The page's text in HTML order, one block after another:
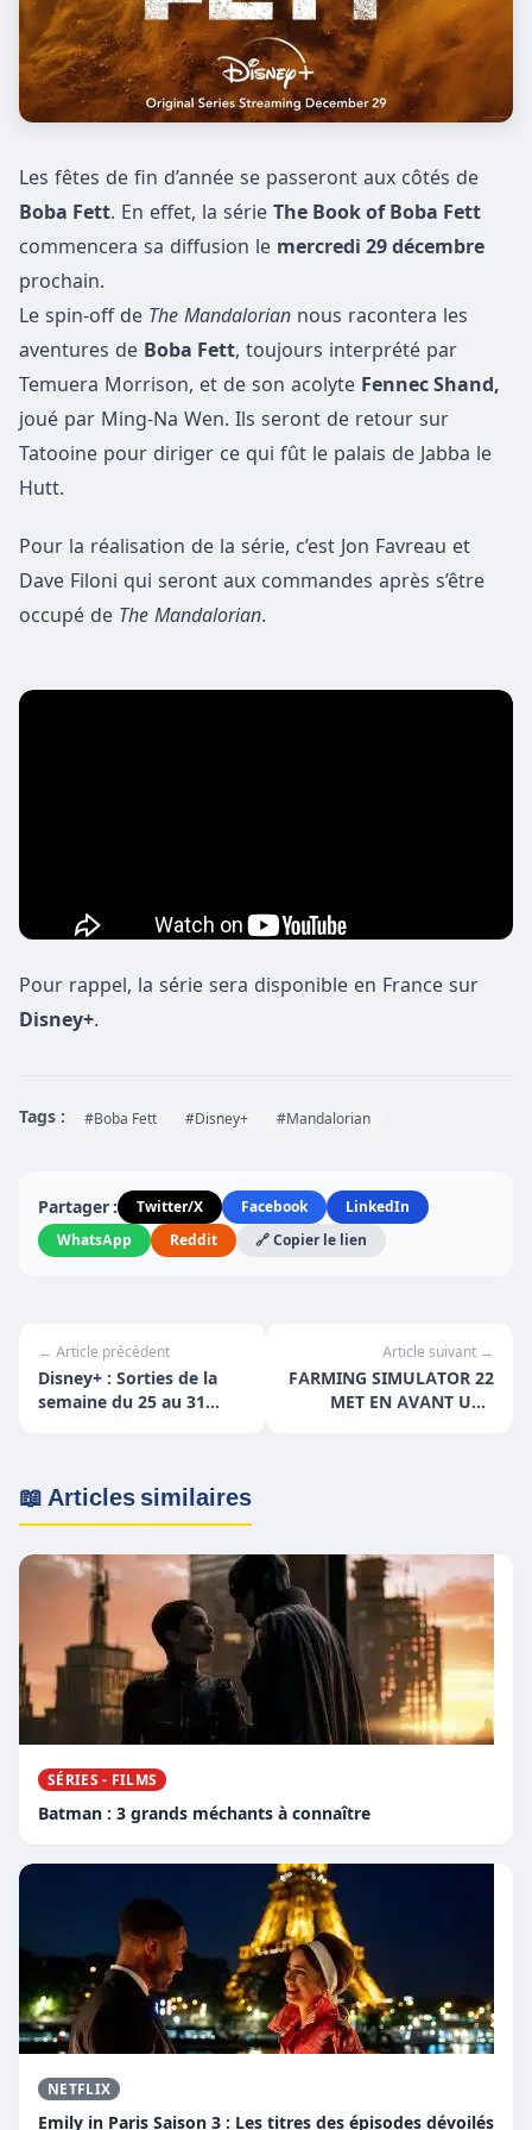
Les fêtes de fin d’année se passeront aux côtés de
Boba Fett. En effet, la série The Book of Boba Fett
commencera sa diffusion le mercredi 29 décembre
prochain.
Le spin-off de The Mandalorian nous racontera les
aventures de Boba Fett, toujours interprété par
Temuera Morrison, et de son acolyte Fennec Shand,
joué par Ming-Na Wen. Ils seront de retour sur
Tatooine pour diriger ce qui fût le palais de Jabba le
Hutt.
Pour la réalisation de la série, c’est Jon Favreau et
Dave Filoni qui seront aux commandes après s’être
occupé de The Mandalorian.
Pour rappel, la série sera disponible en France sur
Disney+.
Tags : #Boba Fett #Disney+ #Mandalorian
Partager : Twitter/X Facebook
LinkedIn
WhatsApp
Reddit 🔗 Copier le lien
← Article précédent
Disney+ : Sorties de la
semaine du 25 au 31
Article suivant →
FARMING SIMULATOR 22
MET EN AVANT UNE
📖 Articles similaires
SÉRIES - FILMS
Batman : 3 grands méchants à connaître
NETFLIX
Emily in Paris Saison 3 : Les titres des épisodes dévoilés